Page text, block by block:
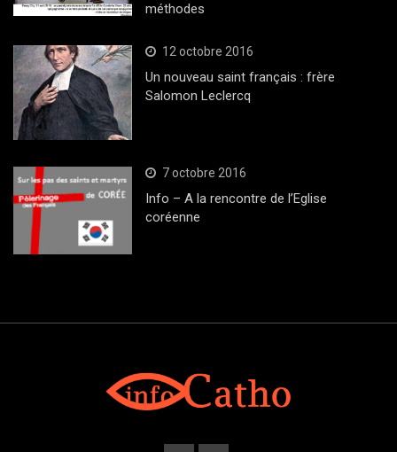
méthodes
12 octobre 2016
Un nouveau saint français : frère
Salomon Leclercq
7 octobre 2016
Info – A la rencontre de l’Eglise
coréenne